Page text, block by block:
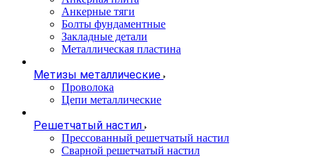
Анкерные тяги
Болты фундаментные
Закладные детали
Металлическая пластина
Метизы металлические
Проволока
Цепи металлические
Решетчатый настил
Прессованный решетчатый настил
Сварной решетчатый настил